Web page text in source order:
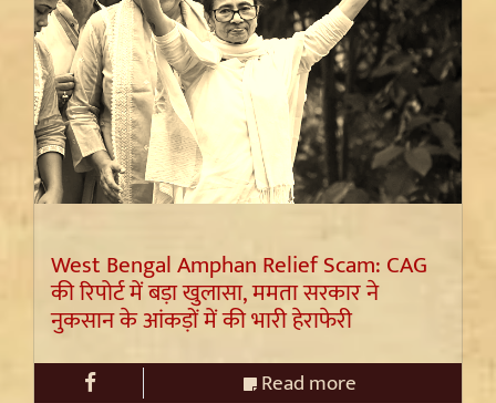
West Bengal Amphan Relief Scam: CAG
की रिपोर्ट में बड़ा खुलासा, ममता सरकार ने
नुकसान के आंकड़ों में की भारी हेराफेरी
Read more